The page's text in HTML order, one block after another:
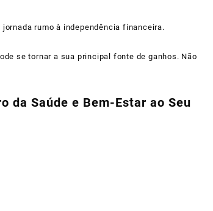
rumo à independência financeira.
se tornar a sua principal fonte de ganhos. Não
da Saúde e Bem-Estar ao Seu